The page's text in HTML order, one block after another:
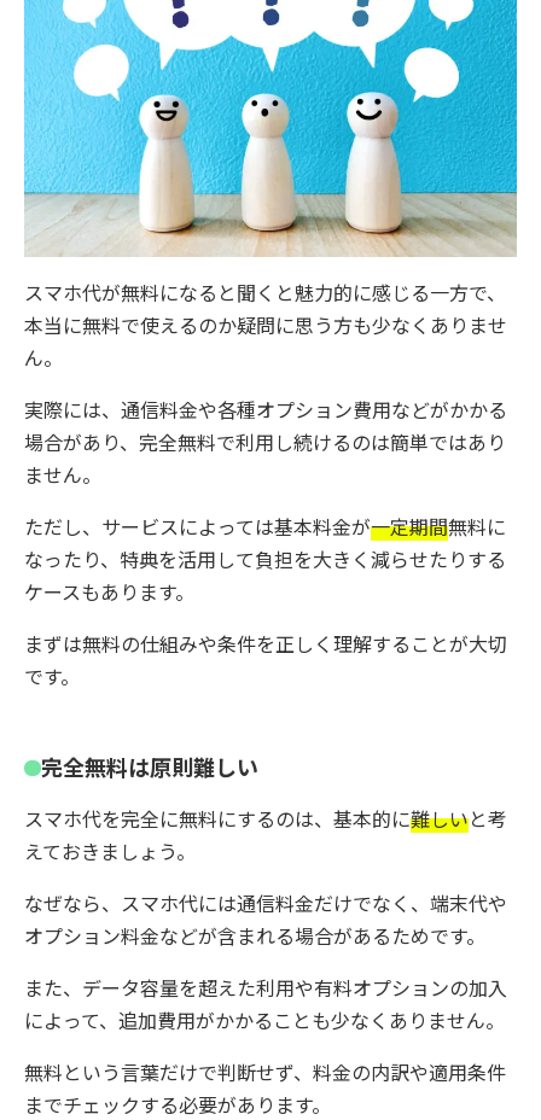
スマホ代が無料になると聞くと魅力的に感じる一方で、
本当に無料で使えるのか疑問に思う方も少なくありませ
ん。
実際には、通信料金や各種オプション費用などがかかる
場合があり、完全無料で利用し続けるのは簡単ではあり
ません。
ただし、サービスによっては基本料金が一定期間無料に
なったり、特典を活用して負担を大きく減らせたりする
ケースもあります。
まずは無料の仕組みや条件を正しく理解することが大切
です。
完全無料は原則難しい
スマホ代を完全に無料にするのは、基本的に難しいと考
えておきましょう。
なぜなら、スマホ代には通信料金だけでなく、端末代や
オプション料金などが含まれる場合があるためです。
また、データ容量を超えた利用や有料オプションの加入
によって、追加費用がかかることも少なくありません。
無料という言葉だけで判断せず、料金の内訳や適用条件
までチェックする必要があります。